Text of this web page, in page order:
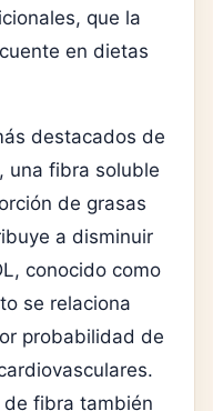
que la
en dietas
destacados de
una fibra soluble
de grasas
a disminuir
conocido como
se relaciona
probabilidad de
fibra también